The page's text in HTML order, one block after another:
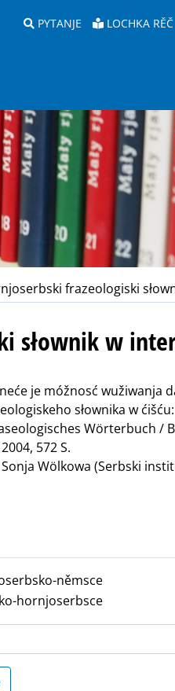
PYTANJE LOCHKA RĚČ
frazeologiski
słownik w
je móžnosć
słownika w
Wörterbuch /
572 S.
Wölkowa (Serbski
němsce
hornjoserbsce